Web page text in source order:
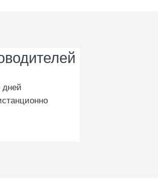
дней